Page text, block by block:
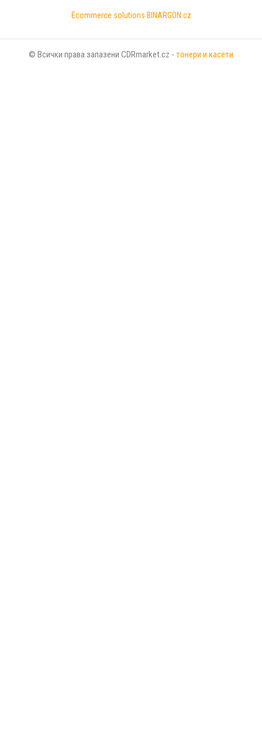
Ecommerce solutions BINARGON.cz
© Всички права запазени CDRmarket.cz - тонери и касети